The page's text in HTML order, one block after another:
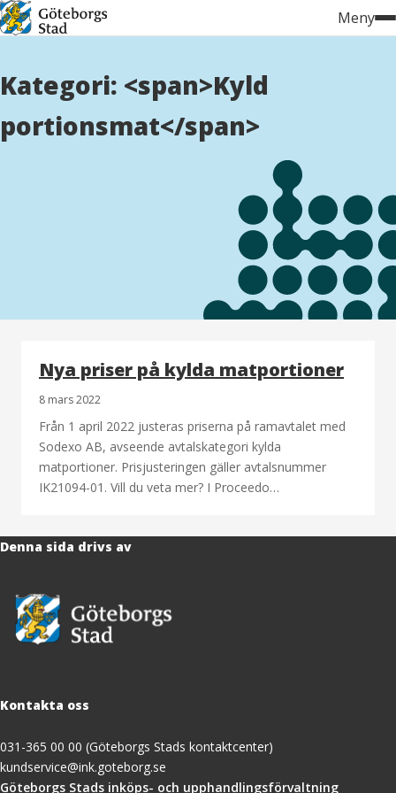
Hoppa
till
Meny
Kategori: <span>Kyld
portionsmat</span>
Nya priser på kylda matportioner
8 mars 2022
Från 1 april 2022 justeras priserna på ramavtalet med
Sodexo AB, avseende avtalskategori kylda
matportioner. Prisjusteringen gäller avtalsnummer
IK21094-01. Vill du veta mer? I Proceedo…
Denna sida drivs av
Kontakta oss
031-365 00 00 (Göteborgs Stads kontaktcenter)
kundservice@ink.goteborg.se
Göteborgs Stads inköps- och upphandlingsförvaltning(öppnas